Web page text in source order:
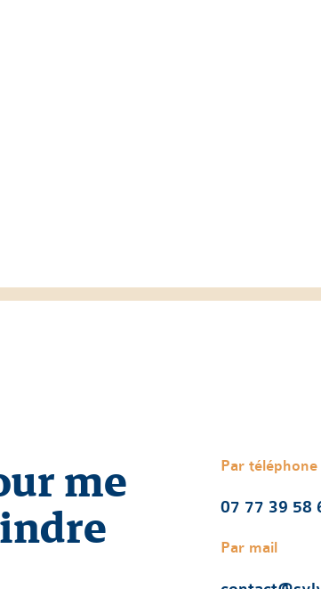
me
Par téléphone
07 77 39 58
Par mail